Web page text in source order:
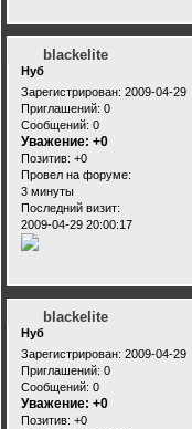
blackelite
Нуб
Зарегистрирован: 2009-04-29
Приглашений: 0
Сообщений: 0
Уважение: +0
Позитив: +0
Провел на форуме:
3 минуты
Последний визит:
2009-04-29 20:00:17
blackelite
Нуб
Зарегистрирован: 2009-04-29
Приглашений: 0
Сообщений: 0
Уважение: +0
Позитив: +0